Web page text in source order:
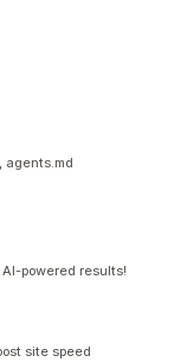
agents.md
powered results!
site speed